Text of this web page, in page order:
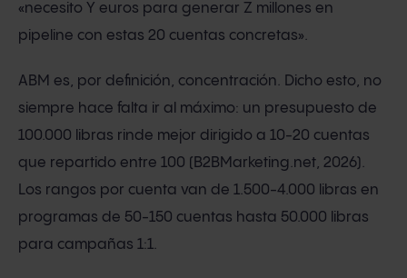
«necesito Y euros para generar Z millones en
pipeline con estas 20 cuentas concretas».
ABM es, por definición, concentración. Dicho esto, no
siempre hace falta ir al máximo: un presupuesto de
100.000 libras rinde mejor dirigido a 10-20 cuentas
que repartido entre 100 (B2BMarketing.net, 2026).
Los rangos por cuenta van de 1.500-4.000 libras en
programas de 50-150 cuentas hasta 50.000 libras
para campañas 1:1.